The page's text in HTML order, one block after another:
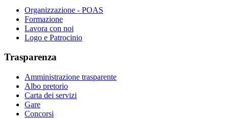
Organizzazione - POAS
Formazione
Lavora con noi
Logo e Patrocinio
Trasparenza
Amministrazione trasparente
Albo pretorio
Carta dei servizi
Gare
Concorsi